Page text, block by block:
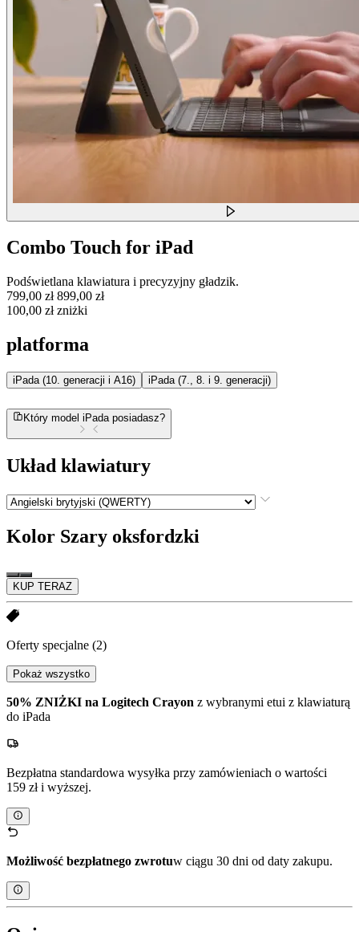
Combo Touch for iPad
Podświetlana klawiatura i precyzyjny gładzik.
799,00 zł 899,00 zł
100,00 zł zniżki
platforma
iPada (10. generacji i A16) iPada (7., 8. i 9. generacji)
Który model iPada posiadasz?
Układ klawiatury
Kolor Szary oksfordzki
KUP TERAZ
Oferty specjalne (2)
Pokaż wszystko
50% ZNIŻKI na Logitech Crayon z wybranymi etui z klawiaturą
do iPada
Bezpłatna standardowa wysyłka przy zamówieniach o wartości
159 zł i wyższej.
Możliwość bezpłatnego zwrotuw ciągu 30 dni od daty zakupu.